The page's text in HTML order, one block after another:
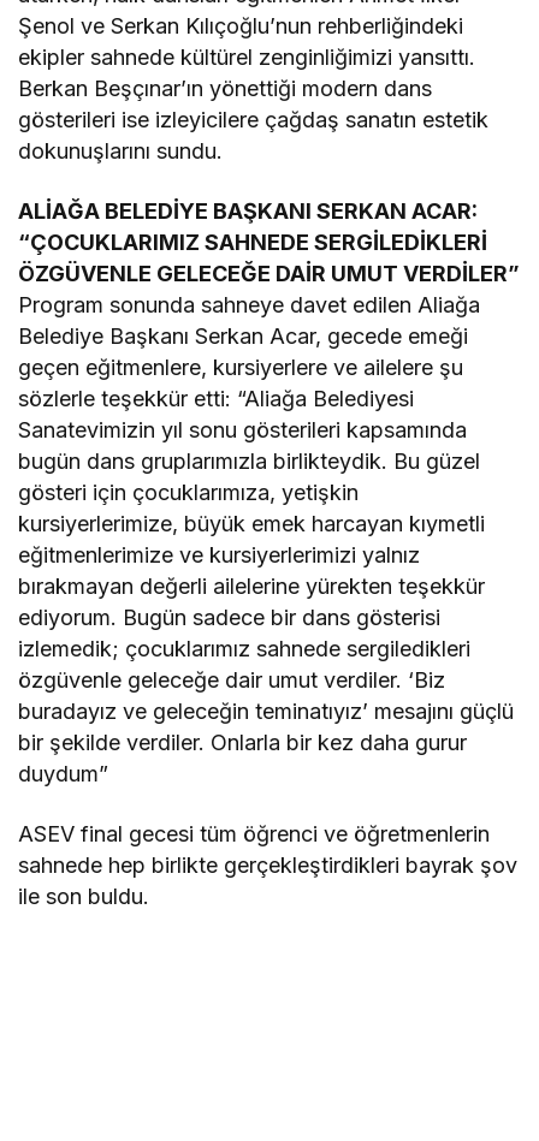
Şenol ve Serkan Kılıçoğlu’nun rehberliğindeki
ekipler sahnede kültürel zenginliğimizi yansıttı.
Berkan Beşçınar’ın yönettiği modern dans
gösterileri ise izleyicilere çağdaş sanatın estetik
dokunuşlarını sundu.
ALİAĞA BELEDİYE BAŞKANI SERKAN ACAR:
“ÇOCUKLARIMIZ SAHNEDE SERGİLEDİKLERİ
ÖZGÜVENLE GELECEĞE DAİR UMUT VERDİLER”
Program sonunda sahneye davet edilen Aliağa
Belediye Başkanı Serkan Acar, gecede emeği
geçen eğitmenlere, kursiyerlere ve ailelere şu
sözlerle teşekkür etti: “Aliağa Belediyesi
Sanatevimizin yıl sonu gösterileri kapsamında
bugün dans gruplarımızla birlikteydik. Bu güzel
gösteri için çocuklarımıza, yetişkin
kursiyerlerimize, büyük emek harcayan kıymetli
eğitmenlerimize ve kursiyerlerimizi yalnız
bırakmayan değerli ailelerine yürekten teşekkür
ediyorum. Bugün sadece bir dans gösterisi
izlemedik; çocuklarımız sahnede sergiledikleri
özgüvenle geleceğe dair umut verdiler. ‘Biz
buradayız ve geleceğin teminatıyız’ mesajını güçlü
bir şekilde verdiler. Onlarla bir kez daha gurur
duydum”
ASEV final gecesi tüm öğrenci ve öğretmenlerin
sahnede hep birlikte gerçekleştirdikleri bayrak şov
ile son buldu.